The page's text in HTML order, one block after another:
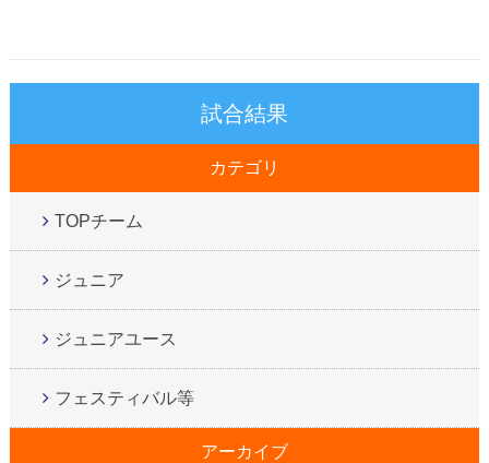
試合結果
カテゴリ
TOPチーム
ジュニア
ジュニアユース
フェスティバル等
アーカイブ